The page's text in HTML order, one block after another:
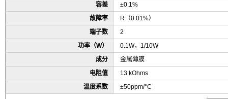
容差
±0.1%
故障率
R（0.01%）
端子数
2
功率（W）
0.1W，1/10W
成分
金属薄膜
电阻值
13 kOhms
温度系数
±50ppm/°C